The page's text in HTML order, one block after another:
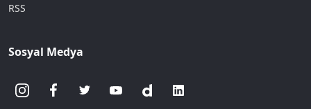
RSS
Sosyal Medya